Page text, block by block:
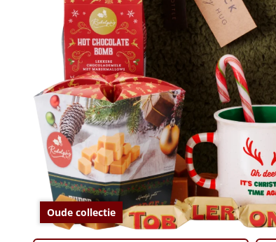
Oude collectie